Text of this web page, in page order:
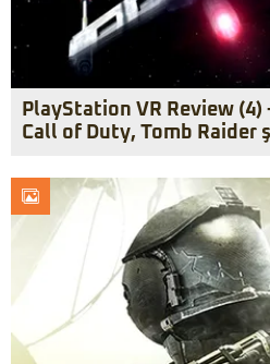
PlayStation VR Review (4)
Call of Duty, Tomb Raider